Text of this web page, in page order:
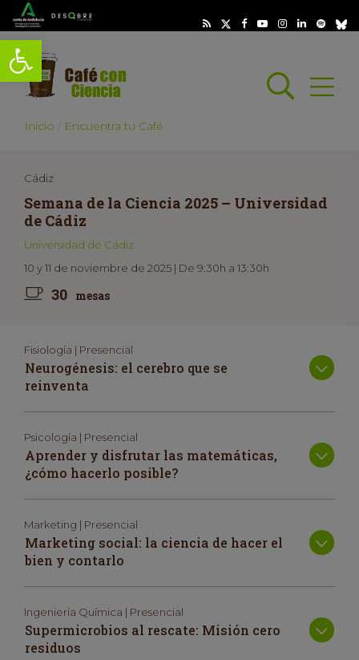
Abrir barra de herramientas
Abrir
Inicio Encuentra tu Café
Cádiz
Semana de la Ciencia 2025 – Universidad
de Cádiz
Universidad de Cádiz
10 y 11 de noviembre de 2025 | De 9:30h a 13:30h
30 mesas
Fisiología | Presencial
Neurogénesis: el cerebro que se
reinventa
Psicología | Presencial
Aprender y disfrutar las matemáticas,
¿cómo hacerlo posible?
Marketing | Presencial
Marketing social: la ciencia de hacer el
bien y contarlo
Ingeniería Química | Presencial
Supermicrobios al rescate: Misión cero
residuos